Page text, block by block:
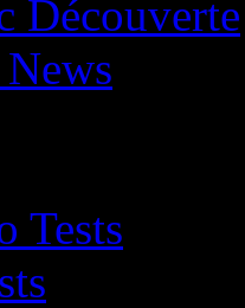
Découverte
Tests